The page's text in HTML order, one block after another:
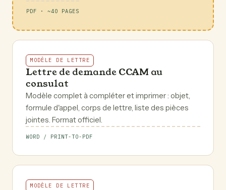
PDF · ~40 PAGES
MODÈLE DE LETTRE
Lettre de demande CCAM au
consulat
Modèle complet à compléter et imprimer : objet,
formule d'appel, corps de lettre, liste des pièces
jointes. Format officiel.
WORD / PRINT-TO-PDF
MODÈLE DE LETTRE